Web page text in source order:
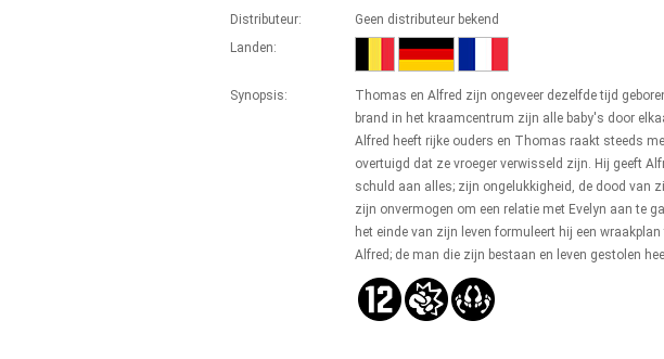
Distributeur:
Geen distributeur bekend
Landen:
Synopsis:
Thomas en Alfred zijn ongeveer dezelfde tijd
brand in het kraamcentrum zijn alle baby's door
Alfred heeft rijke ouders en Thomas raakt steeds
overtuigd dat ze vroeger verwisseld zijn. Hij geeft
schuld aan alles; zijn ongelukkigheid, de dood van
zijn onvermogen om een relatie met Evelyn aan te
het einde van zijn leven formuleert hij een wraakplan
Alfred; de man die zijn bestaan en leven gestolen